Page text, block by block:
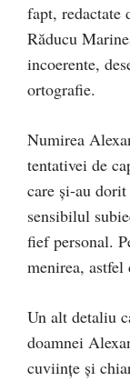
fapt, redactate
Răducu
incoerente,
ortografie.
Numirea
tentativei de
care și-au
sensibilul
fief personal.
menirea, astfel
Un alt detaliu
doamnei
cuviințe și